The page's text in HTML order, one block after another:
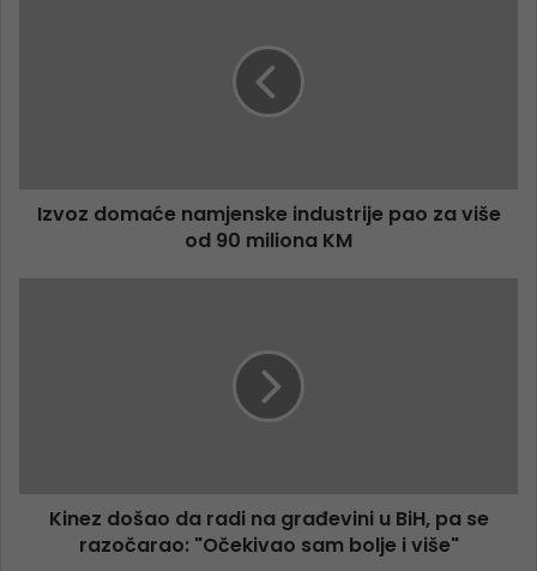
Izvoz domaće namjenske industrije pao za više
od 90 miliona KM
Kinez došao da radi na građevini u BiH, pa se
razočarao: "Očekivao sam bolje i više"